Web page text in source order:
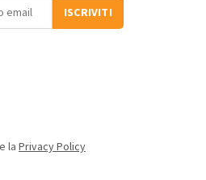
ISCRIVITI
la Privacy Policy